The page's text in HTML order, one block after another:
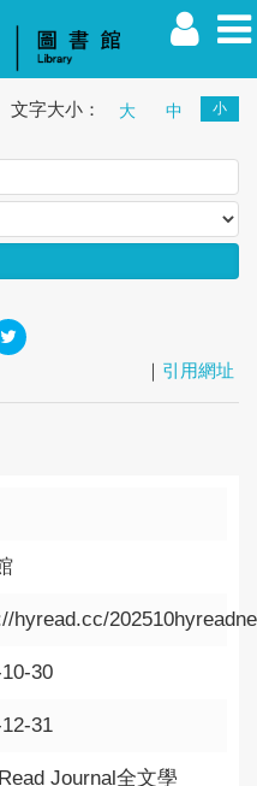
其他 訪客
文字大小： 大 中 小
｜ 引用網址
hyread.cc/
30
31
Journal全文學